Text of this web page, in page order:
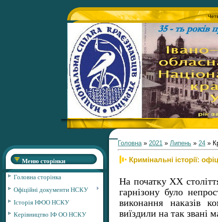
Меню сторінки
Головна сторінка
Офіційні документи НСКУ
Історія ІФОО НСКУ
Керівництво ІФ ОО НСКУ
Головна» 2021 » Липень » 24 »
Кримінальні історії:
На початку ХХ
гарнізону було
виконання наказів
виїздили на так звані